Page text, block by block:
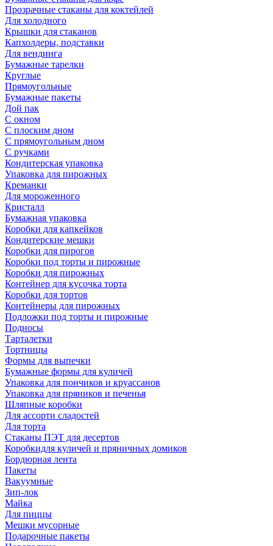
Прозрачные стаканы для коктейлей
Для холодного
Крышки для стаканов
Капхолдеры, подставки
Для вендинга
Бумажные тарелки
Круглые
Прямоугольные
Бумажные пакеты
Дой пак
С окном
С плоским дном
С прямоугольным дном
С ручками
Кондитерская упаковка
Упаковка для пирожных
Креманки
Для мороженного
Кристалл
Бумажная упаковка
Коробки для капкейков
Кондитерские мешки
Коробки для пирогов
Коробки под торты и пирожные
Коробки для пирожных
Контейнер для кусочка торта
Коробки для тортов
Контейнеры для пирожных
Подложки под торты и пирожные
Подносы
Тарталетки
Тортницы
Формы для выпечки
Бумажные формы для куличей
Упаковка для пончиков и круассанов
Упаковка для пряников и печенья
Шляпные коробки
Для ассорти сладостей
Для торта
Стаканы ПЭТ для десертов
Коробкидля куличей и пряничных домиков
Бордюрная лента
Пакеты
Вакуумные
Зип-лок
Майка
Для пиццы
Мешки мусорные
Подарочные пакеты